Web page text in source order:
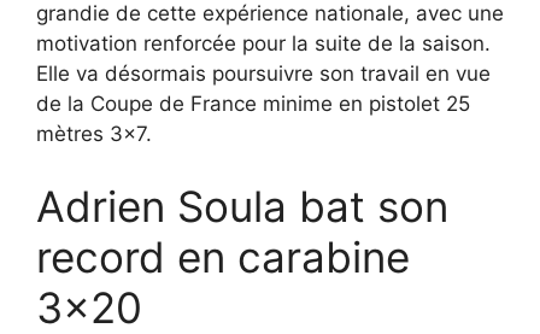
grandie de cette expérience nationale, avec une
motivation renforcée pour la suite de la saison.
Elle va désormais poursuivre son travail en vue
de la Coupe de France minime en pistolet 25
mètres 3×7.
Adrien Soula bat son
record en carabine
3×20